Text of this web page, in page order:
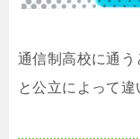
通信制高校に通
と公立によって違